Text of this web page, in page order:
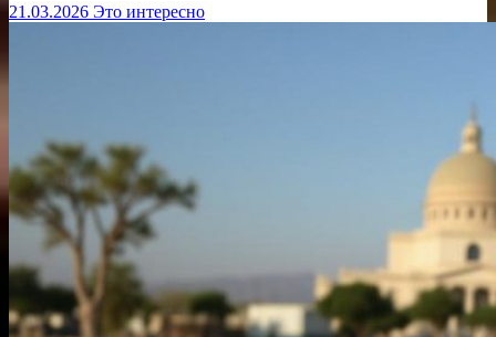
21.03.2026 Это интересно